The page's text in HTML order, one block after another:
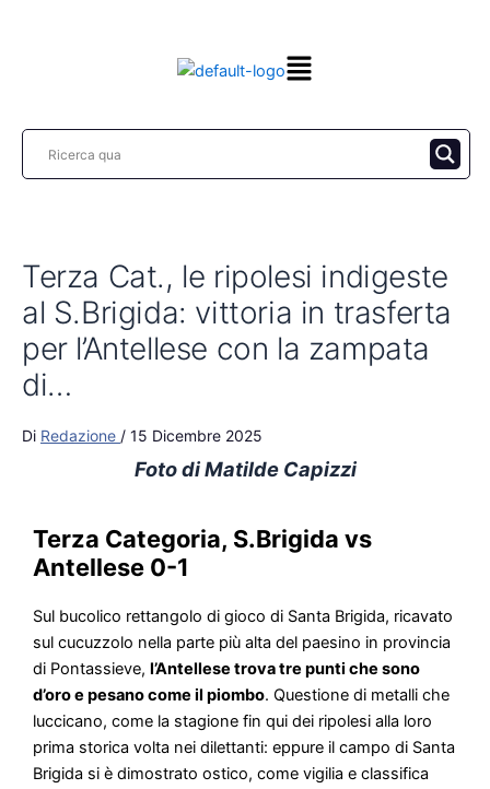
Terza Cat., le ripolesi indigeste
al S.Brigida: vittoria in trasferta
per l’Antellese con la zampata
di…
Di Redazione / 15 Dicembre 2025
Foto di Matilde Capizzi
Terza Categoria, S.Brigida vs
Antellese 0-1
Sul bucolico rettangolo di gioco di Santa Brigida, ricavato
sul cucuzzolo nella parte più alta del paesino in provincia
di Pontassieve, l’Antellese trova tre punti che sono
d’oro e pesano come il piombo. Questione di metalli che
luccicano, come la stagione fin qui dei ripolesi alla loro
prima storica volta nei dilettanti: eppure il campo di Santa
Brigida si è dimostrato ostico, come vigilia e classifica